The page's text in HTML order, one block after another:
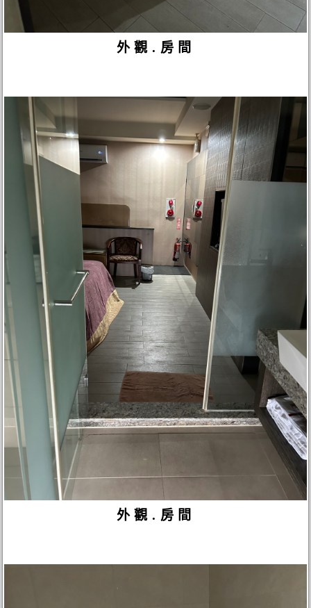
外觀.房間
外觀.房間